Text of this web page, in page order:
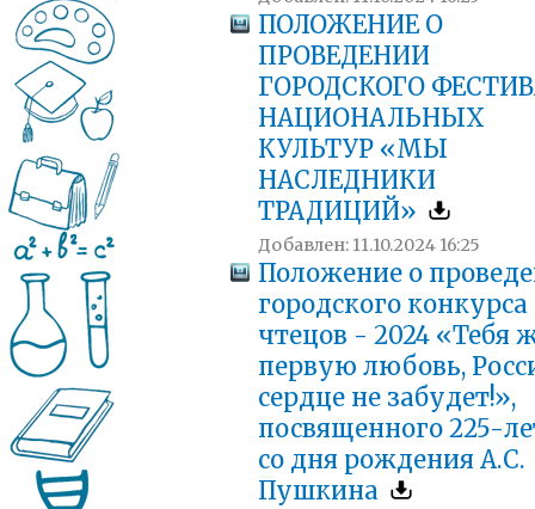
ПОЛОЖЕНИЕ О
ПРОВЕДЕНИИ
ГОРОДСКОГО
НАЦИОНАЛЬНЫХ
КУЛЬТУР «МЫ
НАСЛЕДНИКИ
ТРАДИЦИЙ»
Добавлен: 11.10.2024 16:25
Положение о
городского конкурса
чтецов - 2024 «Тебя
первую любовь,
сердце не забудет!»,
посвященного 225-
со дня рождения А.С.
Пушкина